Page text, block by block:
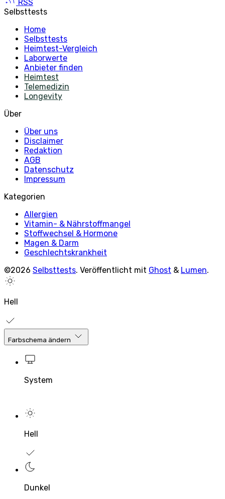
RSS
Selbsttests
Home
Selbsttests
Heimtest-Vergleich
Laborwerte
Anbieter finden
Heimtest
Telemedizin
Longevity
Über
Über uns
Disclaimer
Redaktion
AGB
Datenschutz
Impressum
Kategorien
Allergien
Vitamin- & Nährstoffmangel
Stoffwechsel & Hormone
Magen & Darm
Geschlechtskrankheit
©2026 Selbsttests. Veröffentlicht mit Ghost & Lumen.
Hell
Farbschema ändern
System
Hell
Dunkel